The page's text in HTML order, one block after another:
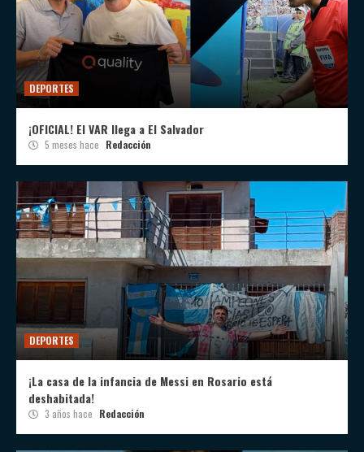
DEPORTES
¡OFICIAL! El VAR llega a El Salvador
5 meses hace Redacción
DEPORTES
¡La casa de la infancia de Messi en Rosario está
deshabitada!
3 años hace Redacción